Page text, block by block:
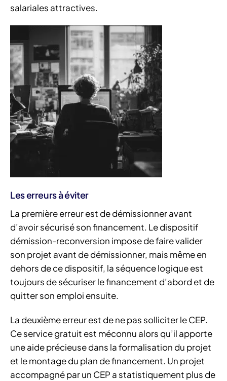
salariales attractives.
Les erreurs à éviter
La première erreur est de démissionner avant
d’avoir sécurisé son financement. Le dispositif
démission-reconversion impose de faire valider
son projet avant de démissionner, mais même en
dehors de ce dispositif, la séquence logique est
toujours de sécuriser le financement d’abord et de
quitter son emploi ensuite.
La deuxième erreur est de ne pas solliciter le CEP.
Ce service gratuit est méconnu alors qu’il apporte
une aide précieuse dans la formalisation du projet
et le montage du plan de financement. Un projet
accompagné par un CEP a statistiquement plus de